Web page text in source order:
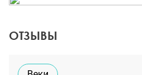
ОТЗЫВЫ